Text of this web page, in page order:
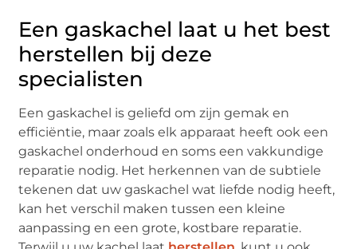
Een gaskachel laat u het best
herstellen bij deze
specialisten
Een gaskachel is geliefd om zijn gemak en
efficiëntie, maar zoals elk apparaat heeft ook een
gaskachel onderhoud en soms een vakkundige
reparatie nodig. Het herkennen van de subtiele
tekenen dat uw gaskachel wat liefde nodig heeft,
kan het verschil maken tussen een kleine
aanpassing en een grote, kostbare reparatie.